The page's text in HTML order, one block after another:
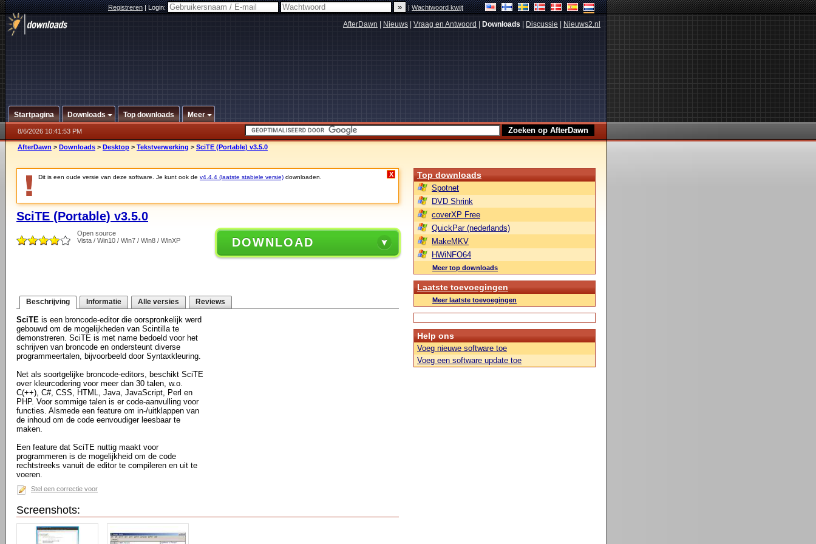
Registreren|Login: |Wachtwoord kwijt
AfterDawn Nieuws Vraag en Antwoord Downloads Discussie Nieuws2.nl
Startpagina Downloads Top downloads Meer
8/6/2026 10:41:53 PM
AfterDawn > Downloads > Desktop > Tekstverwerking > SciTE (Portable) v3.5.0
Dit is een oude versie van deze software. Je kunt ook de v4.4.4 (laatste stabiele versie) downloaden. X
SciTE (Portable) v3.5.0
Open source
Vista / Win10 / Win7 / Win8 / WinXP
DOWNLOAD
Beschrijving Informatie Alle versies Reviews
SciTE is een broncode-editor die oorspronkelijk werd
gebouwd om de mogelijkheden van Scintilla te
demonstreren. SciTE is met name bedoeld voor het
schrijven van broncode en ondersteunt diverse
programmeertalen, bijvoorbeeld door Syntaxkleuring.
Net als soortgelijke broncode-editors, beschikt SciTE
over kleurcodering voor meer dan 30 talen, w.o.
C(++), C#, CSS, HTML, Java, JavaScript, Perl en
PHP. Voor sommige talen is er code-aanvulling voor
functies. Alsmede een feature om in-/uitklappen van
de inhoud om de code eenvoudiger leesbaar te
maken.
Een feature dat SciTE nuttig maakt voor
programmeren is de mogelijkheid om de code
rechtstreeks vanuit de editor te compileren en uit te
voeren.
Stel een correctie voor
Screenshots:
Top downloads
Spotnet
DVD Shrink
coverXP Free
QuickPar (nederlands)
MakeMKV
HWiNFO64
Meer top downloads
Laatste toevoegingen
Meer laatste toevoegingen
Help ons
Voeg nieuwe software toe
Voeg een software update toe